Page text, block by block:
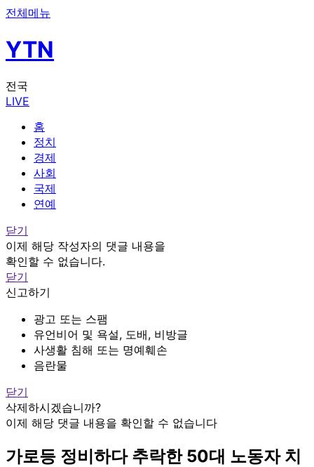
전체메뉴
YTN
전국
LIVE
홈
정치
경제
사회
국제
연예
닫기
이제 해당 작성자의 댓글 내용을
확인할 수 없습니다.
닫기
신고하기
광고 또는 스팸
유언비어 및 욕설, 도배, 비방글
사생활 침해 또는 명예훼손
음란물
닫기
삭제하시겠습니까?
이제 해당 댓글 내용을 확인할 수 없습니다
가로등 정비하다 추락한 50대 노동자 치